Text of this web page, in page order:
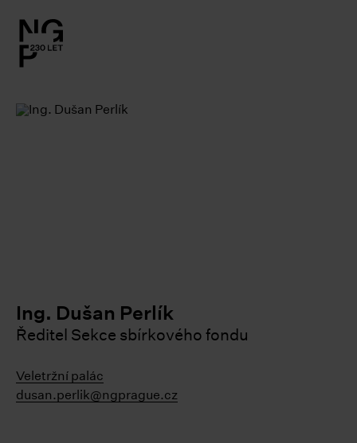
Ing. Dušan Perlík
Ředitel Sekce sbírkového fondu
Veletržní palác
dusan.perlik@ngprague.cz